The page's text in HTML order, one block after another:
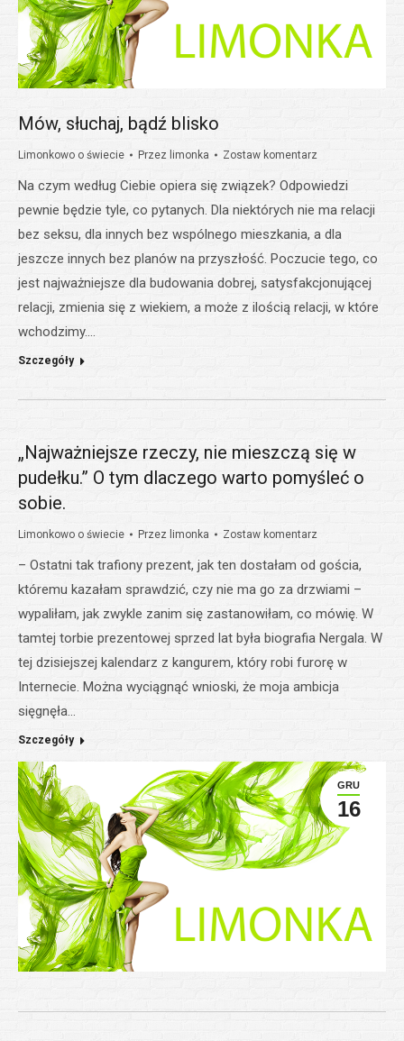
Mów, słuchaj, bądź blisko
Limonkowo o świecie Przez limonka Zostaw komentarz
Na czym według Ciebie opiera się związek? Odpowiedzi
pewnie będzie tyle, co pytanych. Dla niektórych nie ma relacji
bez seksu, dla innych bez wspólnego mieszkania, a dla
jeszcze innych bez planów na przyszłość. Poczucie tego, co
jest najważniejsze dla budowania dobrej, satysfakcjonującej
relacji, zmienia się z wiekiem, a może z ilością relacji, w które
wchodzimy.…
Szczegóły
„Najważniejsze rzeczy, nie mieszczą się w
pudełku.” O tym dlaczego warto pomyśleć o
sobie.
Limonkowo o świecie Przez limonka Zostaw komentarz
– Ostatni tak trafiony prezent, jak ten dostałam od gościa,
któremu kazałam sprawdzić, czy nie ma go za drzwiami –
wypaliłam, jak zwykle zanim się zastanowiłam, co mówię. W
tamtej torbie prezentowej sprzed lat była biografia Nergala. W
tej dzisiejszej kalendarz z kangurem, który robi furorę w
Internecie. Można wyciągnąć wnioski, że moja ambicja
sięgnęła…
Szczegóły
GRU
16